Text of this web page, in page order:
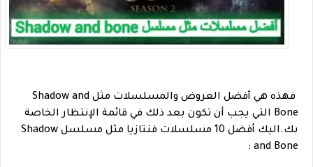
فهذه هي أفضل العروض والمسلسلات مثل Shadow and
Bone التي يجب أن تكون بعد ذلك في قائمة الإنتظار الخاصة
بك.اليك أفضل 10 مسلسلات فنتازيا مثل مسلسل Shadow
and Bone :